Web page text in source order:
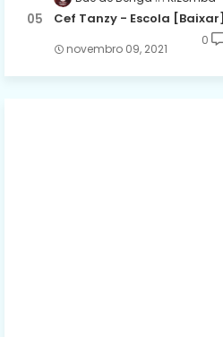
Cef Tanzy - Escola [Baixar]
novembro 09, 2021
0